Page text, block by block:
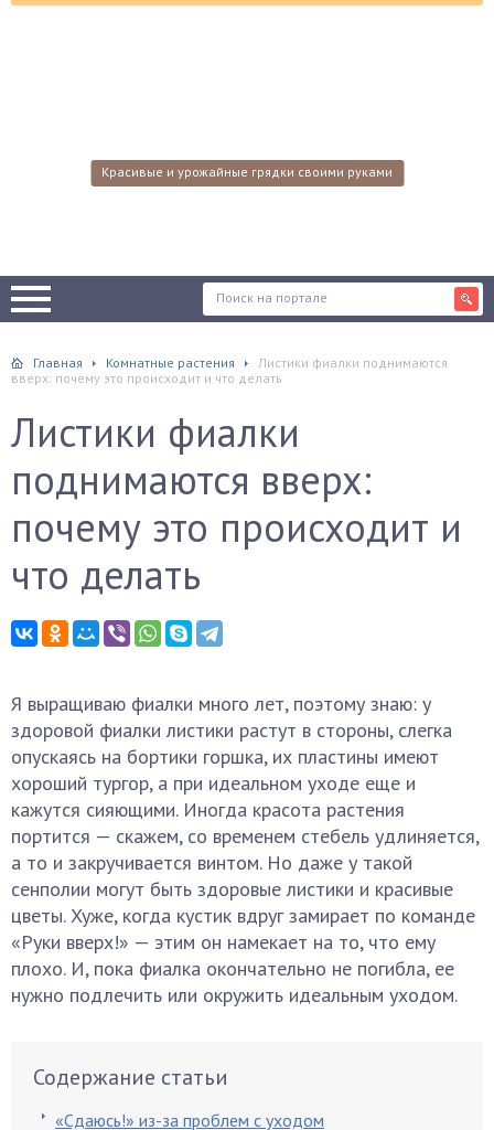
Красивые и урожайные грядки своими руками
Главная Комнатные растения
Листики фиалки поднимаются
вверх: почему это происходит и что делать
Листики фиалки
поднимаются вверх:
почему это происходит и
что делать
Я выращиваю фиалки много лет, поэтому знаю: у
здоровой фиалки листики растут в стороны, слегка
опускаясь на бортики горшка, их пластины имеют
хороший тургор, а при идеальном уходе еще и
кажутся сияющими. Иногда красота растения
портится — скажем, со временем стебель удлиняется,
а то и закручивается винтом. Но даже у такой
сенполии могут быть здоровые листики и красивые
цветы. Хуже, когда кустик вдруг замирает по команде
«Руки вверх!» — этим он намекает на то, что ему
плохо. И, пока фиалка окончательно не погибла, ее
нужно подлечить или окружить идеальным уходом.
Содержание статьи
«Сдаюсь!» из-за проблем с уходом